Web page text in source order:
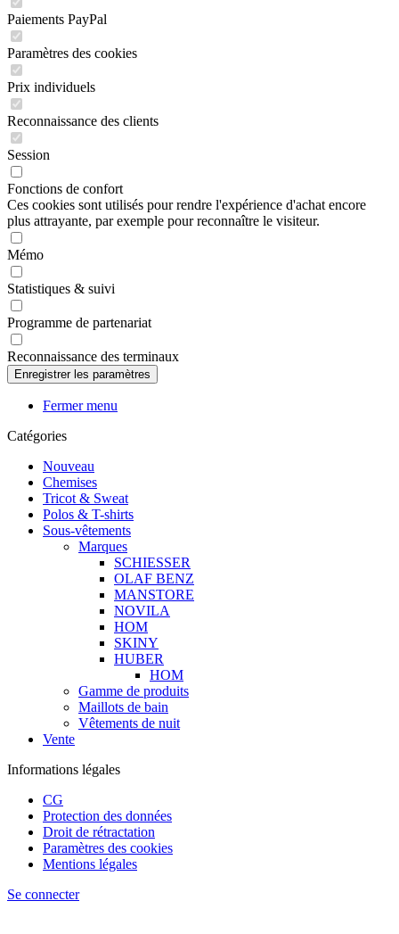
Paiements PayPal
Paramètres des cookies
Prix individuels
Reconnaissance des clients
Session
Fonctions de confort
Ces cookies sont utilisés pour rendre l'expérience d'achat encore
plus attrayante, par exemple pour reconnaître le visiteur.
Mémo
Statistiques & suivi
Programme de partenariat
Reconnaissance des terminaux
Fermer menu
Catégories
Nouveau
Chemises
Tricot & Sweat
Polos & T-shirts
Sous-vêtements
Marques
SCHIESSER
OLAF BENZ
MANSTORE
NOVILA
HOM
SKINY
HUBER
HOM
Gamme de produits
Maillots de bain
Vêtements de nuit
Vente
Informations légales
CG
Protection des données
Droit de rétractation
Paramètres des cookies
Mentions légales
Se connecter